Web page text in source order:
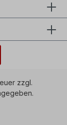
zzgl.